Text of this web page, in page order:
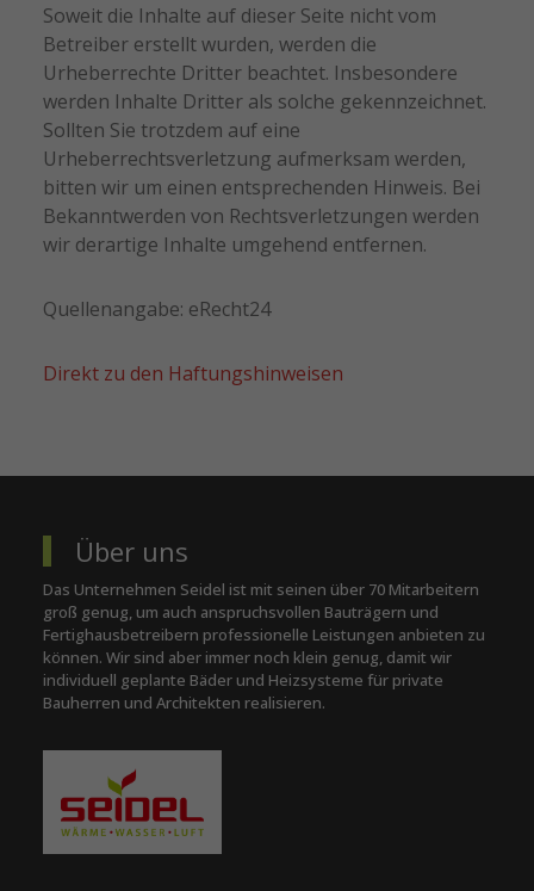
Soweit die Inhalte auf dieser Seite nicht vom
Betreiber erstellt wurden, werden die
Urheberrechte Dritter beachtet. Insbesondere
werden Inhalte Dritter als solche gekennzeichnet.
Sollten Sie trotzdem auf eine
Urheberrechtsverletzung aufmerksam werden,
bitten wir um einen entsprechenden Hinweis. Bei
Bekanntwerden von Rechtsverletzungen werden
wir derartige Inhalte umgehend entfernen.
Quellenangabe: eRecht24
Direkt zu den Haftungshinweisen
Über uns
Das Unternehmen Seidel ist mit seinen über 70 Mitarbeitern
groß genug, um auch anspruchsvollen Bauträgern und
Fertighausbetreibern professionelle Leistungen anbieten zu
können. Wir sind aber immer noch klein genug, damit wir
individuell geplante Bäder und Heizsysteme für private
Bauherren und Architekten realisieren.